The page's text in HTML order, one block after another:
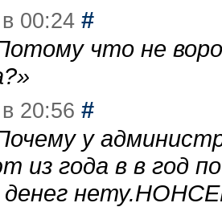
00:24 #
что не
»
20:56 #
у
из года в в год
денег